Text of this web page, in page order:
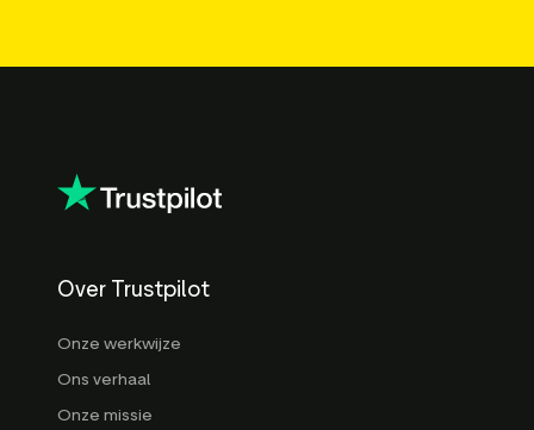
Over Trustpilot
Onze werkwijze
Ons verhaal
Onze missie